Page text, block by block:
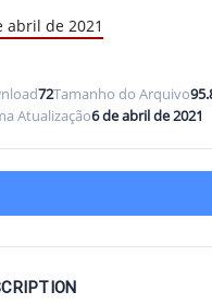
abril de 2021
72Tamanho do Arquivo
Atualização6 de abril de 2021